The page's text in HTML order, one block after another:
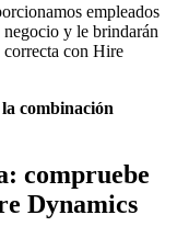
empleados
negocio y le brindarán
correcta con Hire
combinación
compruebe
Dynamics